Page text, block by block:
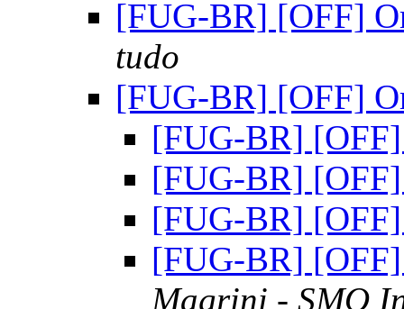
[FUG-BR] [OFF]
tudo
[FUG-BR] [OFF]
[FUG-BR]
[FUG-BR]
[FUG-BR]
[FUG-BR]
Magrini - SMO